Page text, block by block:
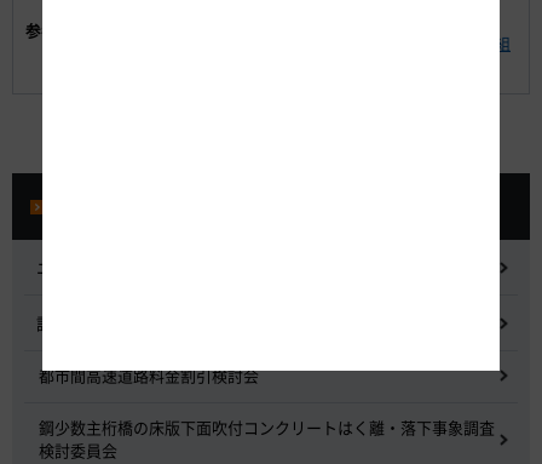
参考資料:
参考資料2 安全に高速道路をご利用いただくための取組
ニュースリリース
記者会見
都市間高速道路料金割引検討会
鋼少数主桁橋の床版下面吹付コンクリートはく離・落下事象調査
検討委員会